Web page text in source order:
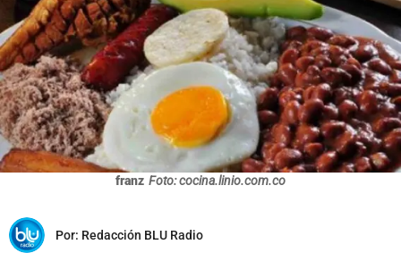
franz Foto: cocina.linio.com.co
Por: Redacción BLU Radio